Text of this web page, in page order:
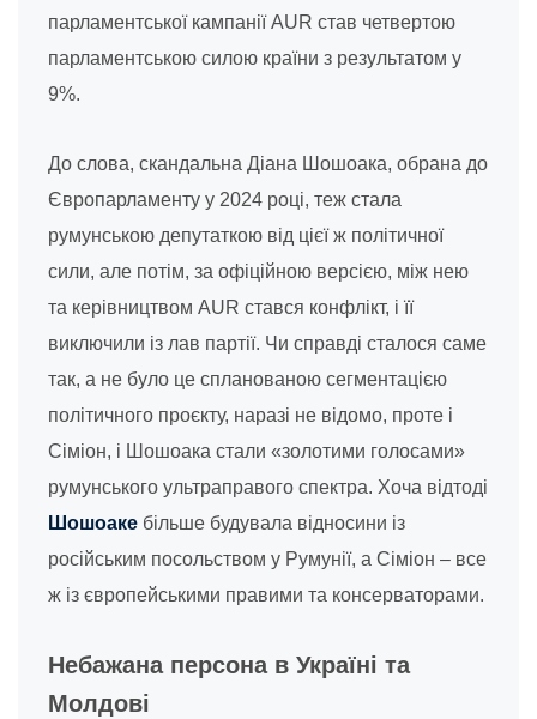
парламентської кампанії AUR став четвертою
парламентською силою країни з результатом у
9%.
До слова, скандальна Діана Шошоака, обрана до
Європарламенту у 2024 році, теж стала
румунською депутаткою від цієї ж політичної
сили, але потім, за офіційною версією, між нею
та керівництвом AUR стався конфлікт, і її
виключили із лав партії. Чи справді сталося саме
так, а не було це спланованою сегментацією
політичного проєкту, наразі не відомо, проте і
Сіміон, і Шошоака стали «золотими голосами»
румунського ультраправого спектра. Хоча відтоді
Шошоаке більше будувала відносини із
російським посольством у Румунії, а Сіміон – все
ж із європейськими правими та консерваторами.
Небажана персона в Україні та
Молдові